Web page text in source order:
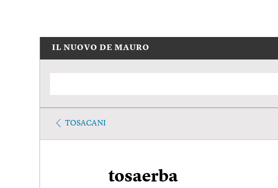
IL NUOVO DE MAURO
TOSACANI
tosaerba